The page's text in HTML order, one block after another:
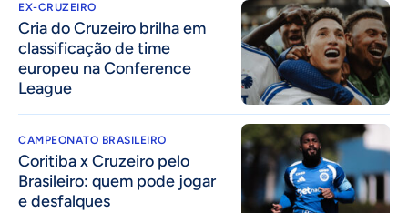
EX-CRUZEIRO
Cria do Cruzeiro brilha em
classificação de time
europeu na Conference
League
CAMPEONATO BRASILEIRO
Coritiba x Cruzeiro pelo
Brasileiro: quem pode jogar
e desfalques